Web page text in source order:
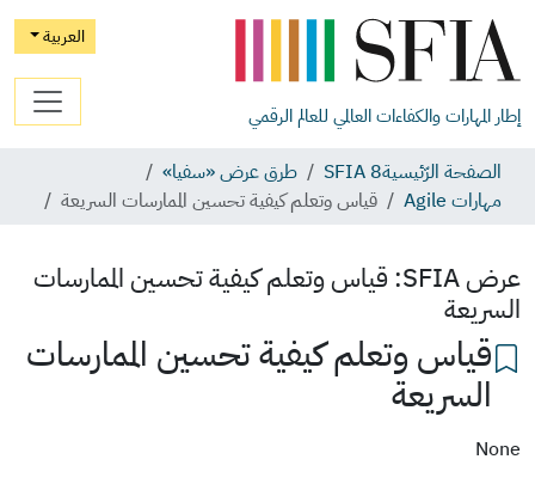
العربية
إطار المهارات والكفاءات العالمي للعالم الرقمي
الصفحة الرّئيسيةSFIA 8
طرق عرض «سفيا»
مهارات Agile
قياس وتعلم كيفية تحسين الممارسات السريعة
عرض SFIA: قياس وتعلم كيفية تحسين الممارسات
السريعة
قياس وتعلم كيفية تحسين الممارسات
السريعة
None